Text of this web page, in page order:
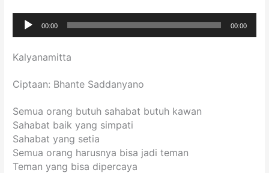
Audio
Player
00:00 00:00
Kalyanamitta
Ciptaan: Bhante Saddanyano
Semua orang butuh sahabat butuh kawan
Sahabat baik yang simpati
Sahabat yang setia
Semua orang harusnya bisa jadi teman
Teman yang bisa dipercaya